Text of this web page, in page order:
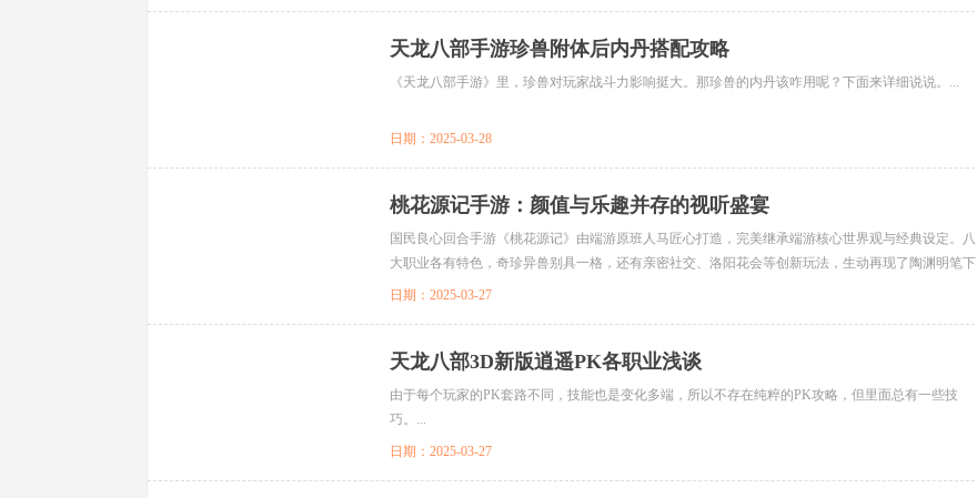
天龙八部手游珍兽附体后内丹搭配攻略
《天龙八部手游》里，珍兽对玩家战斗力影响挺大。那珍兽的内丹该咋用呢？下面来详细说说。...
日期：2025-03-28
桃花源记手游：颜值与乐趣并存的视听盛宴
国民良心回合手游《桃花源记》由端游原班人马匠心打造，完美继承端游核心世界观与经典设定。八
大职业各有特色，奇珍异兽别具一格，还有亲密社交、洛阳花会等创新玩法，生动再现了陶渊明笔下
怡然自乐、自给自足的世外...
日期：2025-03-27
天龙八部3D新版逍遥PK各职业浅谈
由于每个玩家的PK套路不同，技能也是变化多端，所以不存在纯粹的PK攻略，但里面总有一些技
巧。...
日期：2025-03-27